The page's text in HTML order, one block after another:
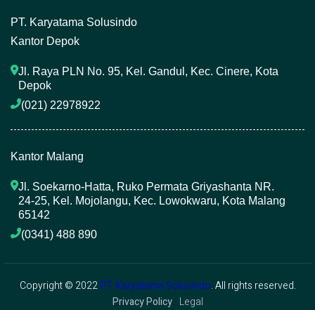
PT. Karyatama Solusindo
Kantor Depok
Jl. Raya PLN No. 95, Kel. Gandul, Kec. Cinere, Kota
Depok
(021) 22978922
Kantor Malang
Jl. Soekarno-Hatta, Ruko Permata Griyashanta NR.
24-25, Kel. Mojolangu, Kec. Lowokwaru, Kota Malang
65142
(0341) 488 890
Copyright © 2022PT. Karyatama Solusindo. All rights reserved.
Privacy Policy Legal